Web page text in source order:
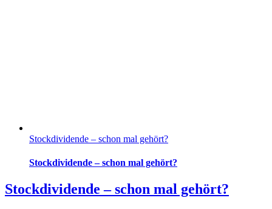
Stockdividende – schon mal gehört?
Stockdividende – schon mal gehört?
Stockdividende – schon mal gehört?